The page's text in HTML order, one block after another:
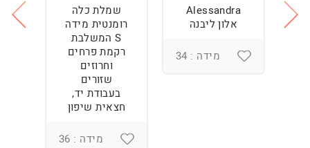
Alessandra
אלון ליבנה
מידה : 34
שמלת כלה
רומנטית מידה
S המשלבת
רקמת פרחים
וחרוזים
שזורים
בעבודת יד,
חצאית שיפון
מידה : 36